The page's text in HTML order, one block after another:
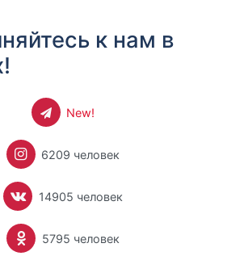
к нам в
New!
6209 человек
14905 человек
5795 человек